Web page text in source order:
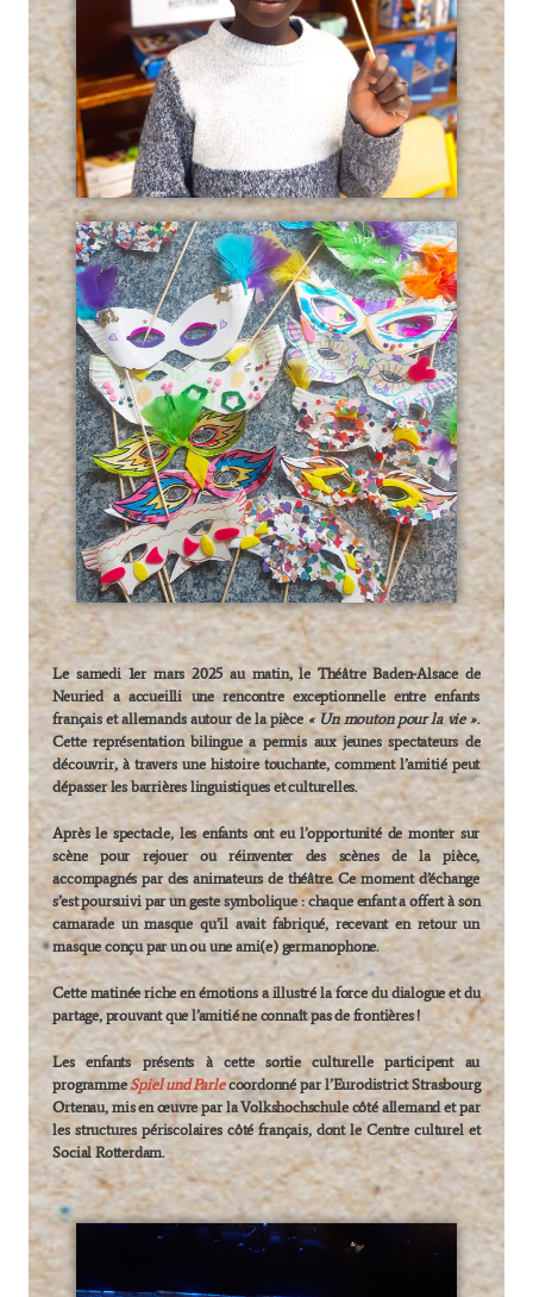
Le samedi 1er mars 2025 au matin, le Théâtre Baden-Alsace de
Neuried a accueilli une rencontre exceptionnelle entre enfants
français et allemands autour de la pièce « Un mouton pour la vie ».
Cette représentation bilingue a permis aux jeunes spectateurs de
découvrir, à travers une histoire touchante, comment l’amitié peut
dépasser les barrières linguistiques et culturelles.
Après le spectacle, les enfants ont eu l’opportunité de monter sur
scène pour rejouer ou réinventer des scènes de la pièce,
accompagnés par des animateurs de théâtre. Ce moment d’échange
s’est poursuivi par un geste symbolique : chaque enfant a offert à son
camarade un masque qu’il avait fabriqué, recevant en retour un
masque conçu par un ou une ami(e) germanophone.
Cette matinée riche en émotions a illustré la force du dialogue et du
partage, prouvant que l’amitié ne connaît pas de frontières !
Les enfants présents à cette sortie culturelle participent au
programmeSpiel und Parlecoordonné par l’Eurodistrict Strasbourg
Ortenau, mis en œuvre par la Volkshochschule côté allemand et par
les structures périscolaires côté français, dont le Centre culturel et
Social Rotterdam.